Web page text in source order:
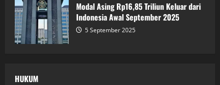
Modal Asing Rp16,85 Triliun Keluar dari
Indonesia Awal September 2025
5 September 2025
HUKUM